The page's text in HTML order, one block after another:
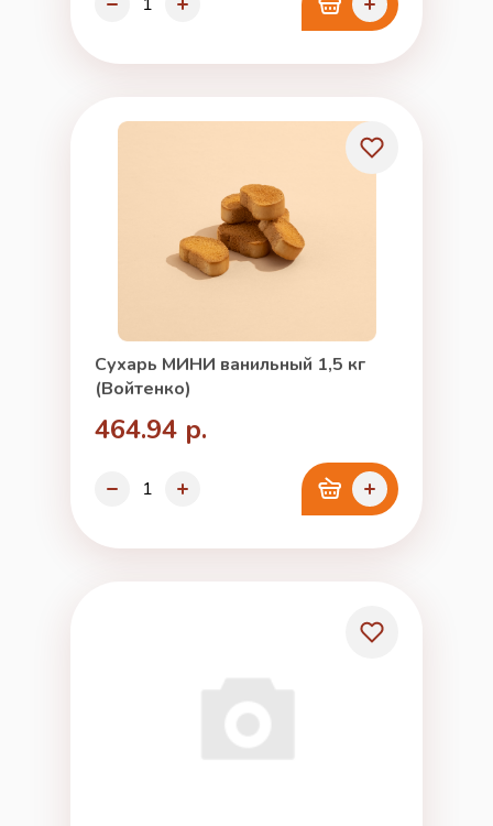
Сухарь МИНИ ванильный 1,5 кг
(Войтенко)
464.94 р.